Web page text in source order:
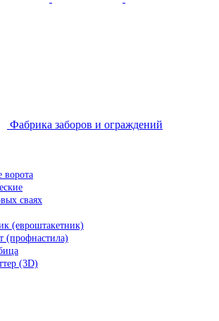
Фабрика заборов и ограждений
ворота
сваях
(евроштакетник)
(профнастила)
(3D)